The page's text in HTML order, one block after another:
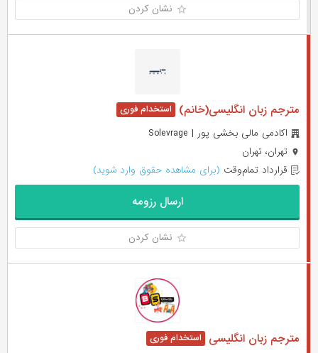
نشان کردن
مترجم زبان انگلیسی(خانم)
اکادمی مالی بخشی پور | Solevrage
تهران، تهران
قرارداد تمام‌وقت (برای مشاهده حقوق وارد شوید)
ارسال رزومه
نشان کردن
مترجم زبان انگلیسی